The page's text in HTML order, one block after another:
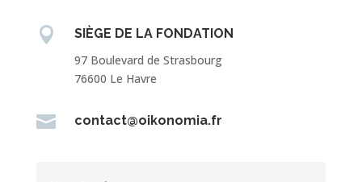

SIÈGE DE LA FONDATION
97 Boulevard de Strasbourg
76600 Le Havre
 contact@oikonomia.fr